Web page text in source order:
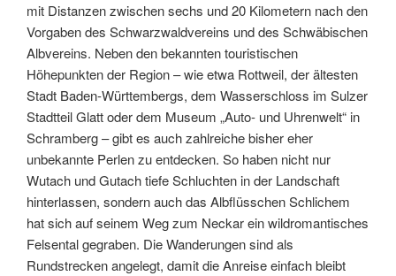
mit Distanzen zwischen sechs und 20 Kilometern nach den
Vorgaben des Schwarzwaldvereins und des Schwäbischen
Albvereins. Neben den bekannten touristischen
Höhepunkten der Region – wie etwa Rottweil, der ältesten
Stadt Baden-Württembergs, dem Wasserschloss im Sulzer
Stadtteil Glatt oder dem Museum „Auto- und Uhrenwelt“ in
Schramberg – gibt es auch zahlreiche bisher eher
unbekannte Perlen zu entdecken. So haben nicht nur
Wutach und Gutach tiefe Schluchten in der Landschaft
hinterlassen, sondern auch das Albflüsschen Schlichem
hat sich auf seinem Weg zum Neckar ein wildromantisches
Felsental gegraben. Die Wanderungen sind als
Rundstrecken angelegt, damit die Anreise einfach bleibt